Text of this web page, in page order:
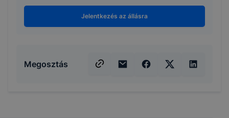
Jelentkezés az állásra
Megosztás